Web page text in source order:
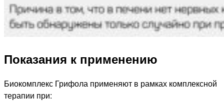
Показания к применению
Биокомплекс Грифола применяют в рамках комплексной
терапии при: